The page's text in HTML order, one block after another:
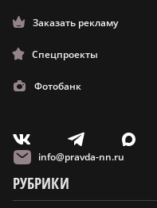
Заказать рекламу
Спецпроекты
Фотобанк
V T X
info@pravda-nn.ru
РУБРИКИ